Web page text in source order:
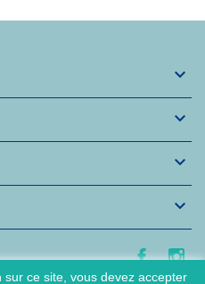




ce site, vous devez accepter